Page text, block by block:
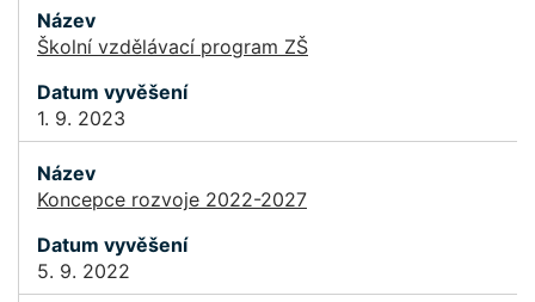
Školní vzdělávací program ZŠ
1. 9. 2023
Koncepce rozvoje 2022-2027
5. 9. 2022